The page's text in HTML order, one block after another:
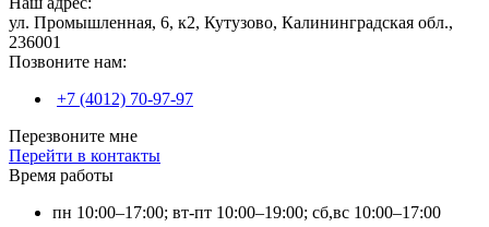
ул. Промышленная, 6, к2, Кутузово, Калининградская обл.,
236001
Позвоните нам:
+7 (4012) 70-97-97
Перезвоните мне
Перейти в контакты
Время работы
пн 10:00–17:00; вт-пт 10:00–19:00; сб,вс 10:00–17:00